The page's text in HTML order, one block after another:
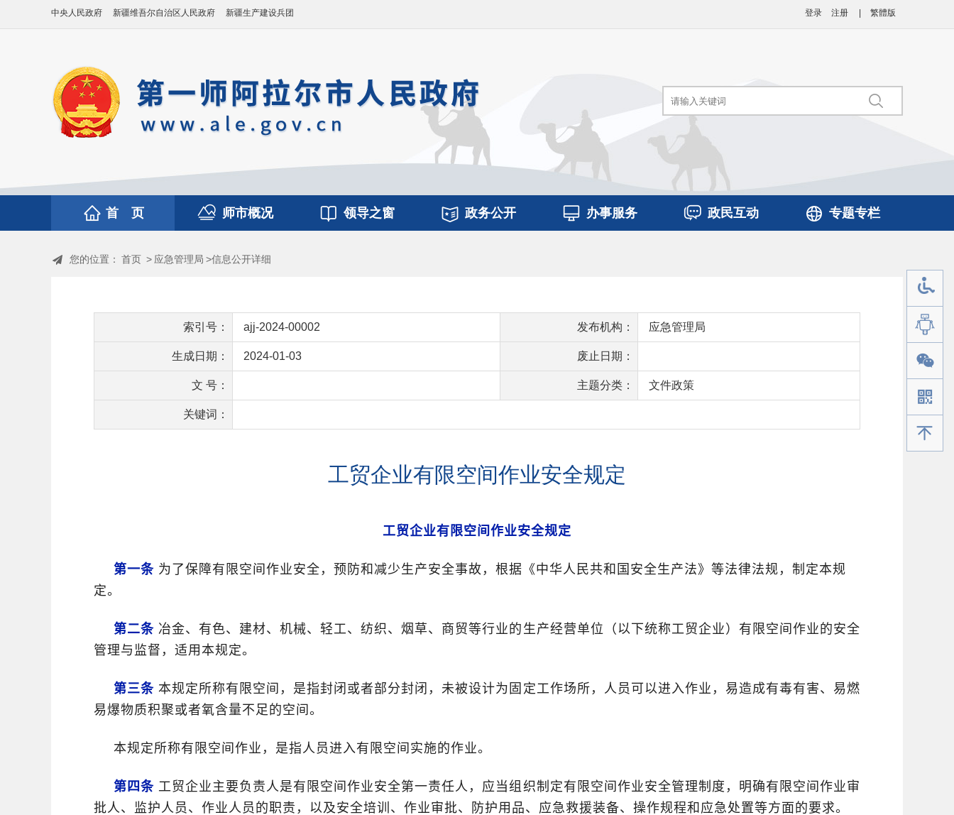
登录 注册 繁體版
中央人民政府 新疆维吾尔自治区人民政府 新疆生产建设兵团
首 页 师市概况 领导之窗 政务公开 办事服务 政民互动 专题专栏
您的位置： 首页 > 应急管理局 >信息公开详细
索引号： ajj-2024-00002 发布机构： 应急管理局
生成日期： 2024-01-03 废止日期：
文 号： 主题分类： 文件政策
关键词：
工贸企业有限空间作业安全规定
工贸企业有限空间作业安全规定
第一条为了保障有限空间作业安全，预防和减少生产安全事故，根据《中华人民共和国安全生产法》等法律法规，制定本规
定。
第二条冶金、有色、建材、机械、轻工、纺织、烟草、商贸等行业的生产经营单位（以下统称工贸企业）有限空间作业的安全
管理与监督，适用本规定。
第三条本规定所称有限空间，是指封闭或者部分封闭，未被设计为固定工作场所，人员可以进入作业，易造成有毒有害、易燃
易爆物质积聚或者氧含量不足的空间。
本规定所称有限空间作业，是指人员进入有限空间实施的作业。
第四条工贸企业主要负责人是有限空间作业安全第一责任人，应当组织制定有限空间作业安全管理制度，明确有限空间作业审
批人、监护人员、作业人员的职责，以及安全培训、作业审批、防护用品、应急救援装备、操作规程和应急处置等方面的要求。
手机版